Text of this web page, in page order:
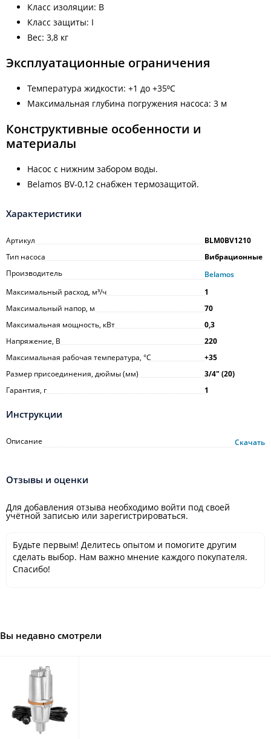
Класс изоляции: B
Класс защиты: I
Вес: 3,8 кг
Эксплуатационные ограничения
Температура жидкости: +1 до +35⁰С
Максимальная глубина погружения насоса: 3 м
Конструктивные особенности и
материалы
Насос с нижним забором воды.
Belamos BV-0,12 снабжен термозащитой.
Характеристики
Артикул
BLM0BV1210
Тип насоса
Вибрационные
Производитель
Belamos
Максимальный расход, м³/ч
1
Максимальный напор, м
70
Максимальная мощность, кВт
0,3
Напряжение, В
220
Максимальная рабочая температура, °С
+35
Размер присоединения, дюймы (мм)
3/4ʺ (20)
Гарантия, г
1
Инструкции
Описание Скачать
Отзывы и оценки
Для добавления отзыва необходимо войти под своей
учётной записью или зарегистрироваться.
Будьте первым! Делитесь опытом и помогите другим
сделать выбор. Нам важно мнение каждого покупателя.
Спасибо!
Вы недавно смотрели